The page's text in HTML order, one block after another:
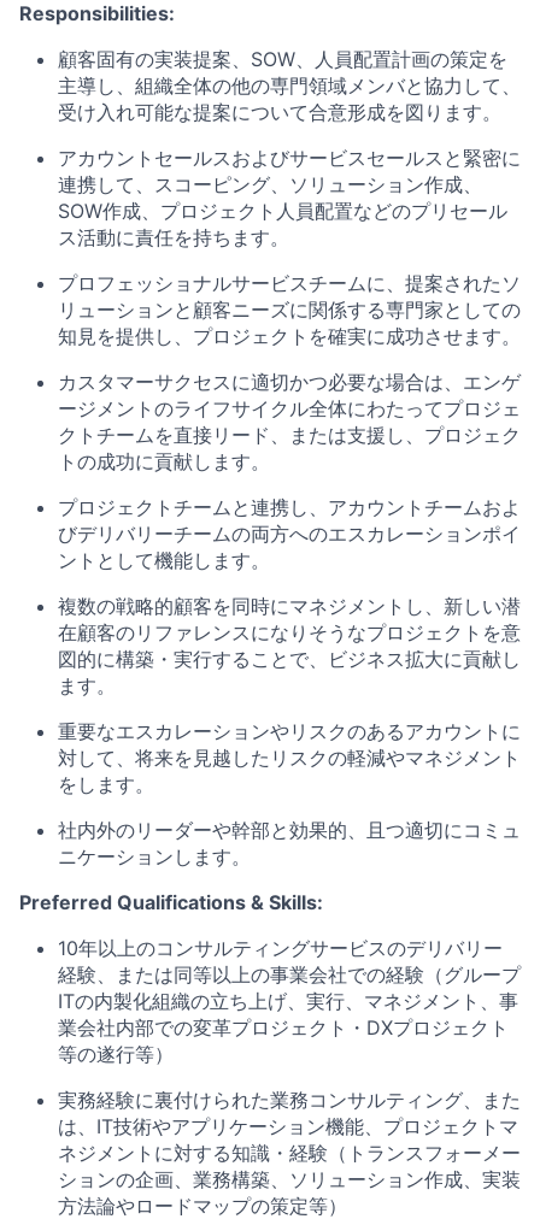
Responsibilities:
顧客固有の実装提案、SOW、人員配置計画の策定を
主導し、組織全体の他の専門領域メンバと協力して、
受け入れ可能な提案について合意形成を図ります。
アカウントセールスおよびサービスセールスと緊密に
連携して、スコーピング、ソリューション作成、
SOW作成、プロジェクト人員配置などのプリセール
ス活動に責任を持ちます。
プロフェッショナルサービスチームに、提案されたソ
リューションと顧客ニーズに関係する専門家としての
知見を提供し、プロジェクトを確実に成功させます。
カスタマーサクセスに適切かつ必要な場合は、エンゲ
ージメントのライフサイクル全体にわたってプロジェ
クトチームを直接リード、または支援し、プロジェク
トの成功に貢献します。
プロジェクトチームと連携し、アカウントチームおよ
びデリバリーチームの両方へのエスカレーションポイ
ントとして機能します。
複数の戦略的顧客を同時にマネジメントし、新しい潜
在顧客のリファレンスになりそうなプロジェクトを意
図的に構築・実行することで、ビジネス拡大に貢献し
ます。
重要なエスカレーションやリスクのあるアカウントに
対して、将来を見越したリスクの軽減やマネジメント
をします。
社内外のリーダーや幹部と効果的、且つ適切にコミュ
ニケーションします。
Preferred Qualifications & Skills:
10年以上のコンサルティングサービスのデリバリー
経験、または同等以上の事業会社での経験（グループ
ITの内製化組織の立ち上げ、実行、マネジメント、事
業会社内部での変革プロジェクト・DXプロジェクト
等の遂行等）
実務経験に裏付けられた業務コンサルティング、また
は、IT技術やアプリケーション機能、プロジェクトマ
ネジメントに対する知識・経験（トランスフォーメー
ションの企画、業務構築、ソリューション作成、実装
方法論やロードマップの策定等）